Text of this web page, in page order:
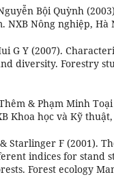
Bội Quỳnh
NXB Nông nghiệp, Hà
G Y (2007).
diversity. Forestry
& Phạm Minh Toại
Khoa học và Kỹ
Starlinger F (2001).
indices for stand
Forest ecology